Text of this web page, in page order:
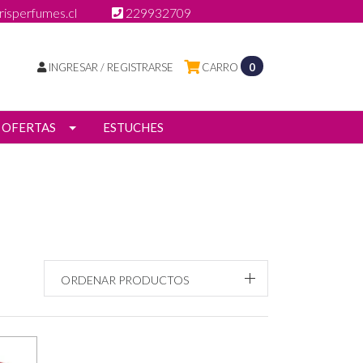
229932709
CARRO 0
INGRESAR / REGISTRARSE
OFERTAS ESTUCHES
ORDENAR PRODUCTOS